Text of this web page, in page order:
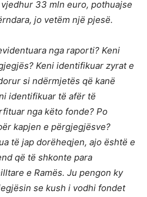
33 mln euro, pothuajse
jo vetëm një pjesë.
nga raporti? Keni
Keni identifikuar zyrat e
si ndërmjetës që kanë
identifikuar të afër të
nga këto fonde? Po
kapjen e përgjegjësve?
të jap dorëheqjen, ajo është e
që të shkonte para
e Ramës. Ju pengon ky
se kush i vodhi fondet